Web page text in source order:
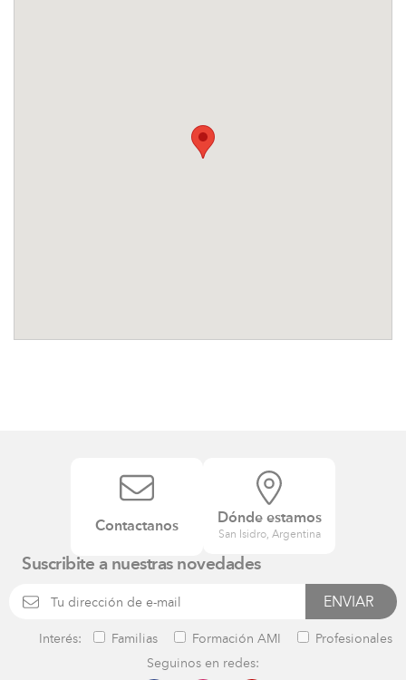
Contactanos
Dónde estamos
San Isidro, Argentina
Suscribite a nuestras novedades
Interés: Familias Formación AMI
Profesionales
Seguinos en redes: